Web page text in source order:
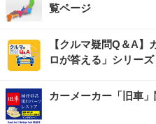
覧ページ
【クルマ疑問Q＆A
ロが答える」シリーズ
カーメーカー「旧車